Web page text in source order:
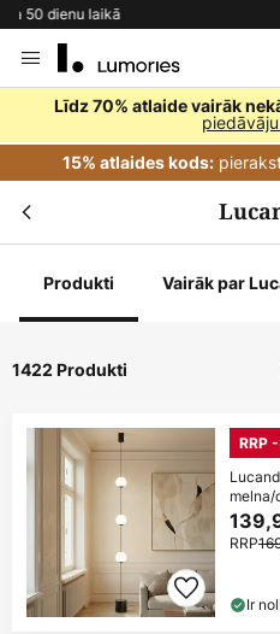
Bezmaksas
to
Content
Līdz 70% atlaide vairāk
15% atlaides kods:
Produkti Vairāk par
1422 Produkti
RRP
melna/
RRP
Ir